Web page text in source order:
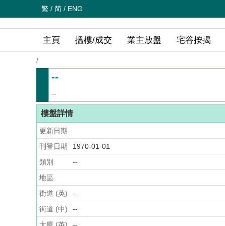
繁 / 简 / ENG
主頁 搵樓/成交 業主放盤 宅谷按揭
/
--
--
樓盤詳情
更新日期
刊登日期
1970-01-01
類別
--
地區
街道 (英)
--
街道 (中)
--